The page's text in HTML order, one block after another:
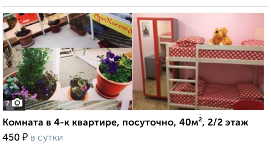
7
Комната в 4-к квартире, посуточно, 40м², 2/2 этаж
450 ₽ в сутки